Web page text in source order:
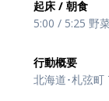
起床 / 朝食
5:00 / 5:25 野
行動概要
北海道･札弦